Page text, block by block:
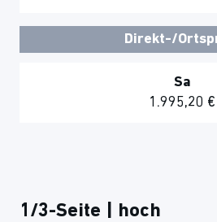
Direkt-/
Sa
1.995,20 €
1/3-Seite | hoch